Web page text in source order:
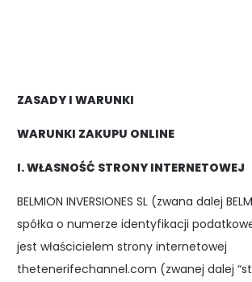
ZASADY I WARUNKI
WARUNKI ZAKUPU ONLINE
I. WŁASNOŚĆ STRONY INTERNETOWEJ
BELMION INVERSIONES SL (zwana dalej
spółka o numerze identyfikacji
jest właścicielem strony internetowej
thetenerifechannel.com (zwanej dalej